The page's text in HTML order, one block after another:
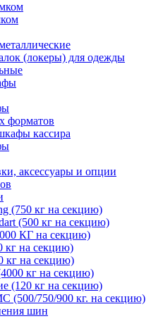
(локеры) для одежды
форматов
кассира
аксессуары и опции
(750 кг на секцию)
(500 кг на секцию)
КГ на секцию)
кг на секцию)
кг на секцию)
кг на секцию)
(120 кг на секцию)
(500/750/900 кг. на секцию)
шин